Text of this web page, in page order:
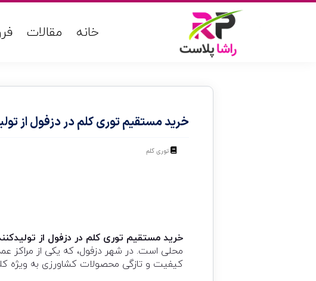
خانه مقالات
خرید مستقیم توری کلم در دزفول از
توری کلم
خرید مستقیم توری کلم در دزفول از
محلی است. در شهر دزفول، که یکی از
کیفیت و تازگی محصولات کشاورزی به ویژه